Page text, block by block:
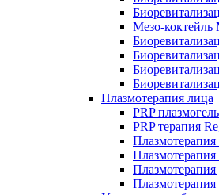
Мезо-коктейль
Плазмотерапия лица
PRP плазмогель
PRP терапия